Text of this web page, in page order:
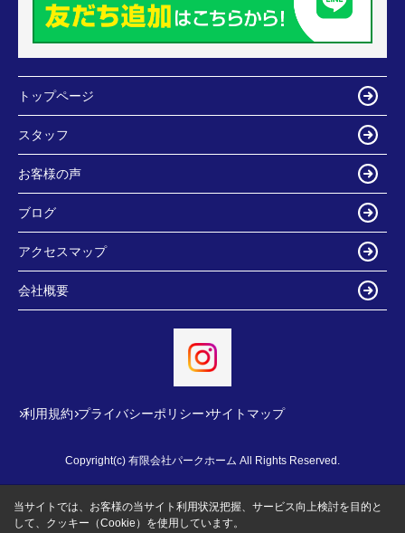
トップページ
スタッフ
お客様の声
ブログ
アクセスマップ
会社概要
利用規約 プライバシーポリシー サイトマップ
Copyright(c) 有限会社パークホーム All Rights Reserved.
当サイトでは、お客様の当サイト利用状況把握、サービス向上検討を目的と
して、クッキー（Cookie）を使用しています。